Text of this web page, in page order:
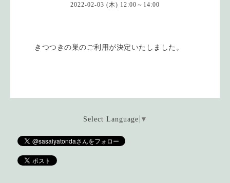
2022-02-03 (木) 12:00～14:00
きつつきの巣のご利用が決定いたしました。
Select Language ▼